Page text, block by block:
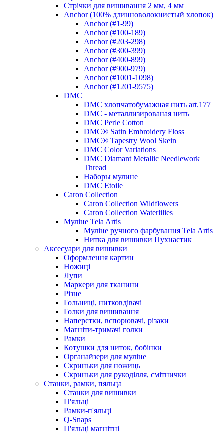
Стрічки для вишивання 2 мм, 4 мм
Anchor (100% длинноволокнистый хлопок)
Anchor (#1-99)
Anchor (#100-189)
Anchor (#203-298)
Anchor (#300-399)
Anchor (#400-899)
Anchor (#900-979)
Anchor (#1001-1098)
Anchor (#1201-9575)
DMC
DMC хлопчатобумажная нить art.177
DMC - металлизированая нить
DMC Perle Cotton
DMC® Satin Embroidery Floss
DMC® Tapestry Wool Skein
DMC Color Variations
DMC Diamant Metallic Needlework
Thread
Наборы мулине
DMC Etoile
Caron Collection
Caron Collection Wildflowers
Caron Collection Waterlilies
Муліне Tela Artis
Муліне ручного фарбування Tela Artis
Нитка для вишивки Пухнастик
Аксесуари для вишивки
Оформлення картин
Ножиці
Лупи
Маркери для тканини
Різне
Гольниці, нитковдівачі
Голки для вишивання
Наперстки, вспорювачі, різаки
Магніти-тримачі голки
Рамки
Котушки для ниток, бобінки
Органайзери для муліне
Скриньки для ножиць
Скриньки для рукоділля, смітнички
Станки, рамки, пяльца
Станки для вишивки
П'яльці
Рамки-п'яльці
Q-Snaps
П'яльці магнітні